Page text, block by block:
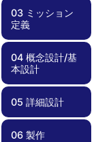
02.00 プロジェ
クトマネージメ
02.01 スケジュ
ール管理
02.02 チーム体
制
02.03 効率化
02.04 周波数調
整・電波免許
02.05 安全要求
への適合
02.06 文書管理
02.07 不具合管
理
02.08 外部ステ
ークホルダとの
02.09 資金計画
03 ミッション
定義
03.00 ミッショ
ン定義
03.01 実現性
03.02 サクセス
クライテリア
03.03 ミッショ
ンシナリオ
03.04 リスク管
理
04 概念設計/基
本設計
04.00 概念設
04.01 要求管理
04.02 過去のプ
04.03 安全要求
04.04 検証計
05 詳細設計
05.00 詳細設計
05.01 部品・コ
05.02 リスク管
05.03 死なない
05.04 過剰な保
05.05 設計変更
05.06 運用しや
05.07 試験しや
05.08 設計根拠
05.09 フライト
05.10 安全要求
06 製作